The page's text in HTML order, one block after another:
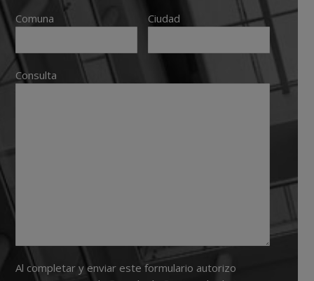
Comuna Ciudad
Consulta
Al completar y enviar este formulario autorizo